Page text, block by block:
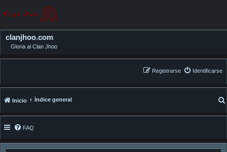
clanjhoo.com
Gloria al Clan Jhoo
Identificarse
Registrarse
Inicio Índice general
FAQ